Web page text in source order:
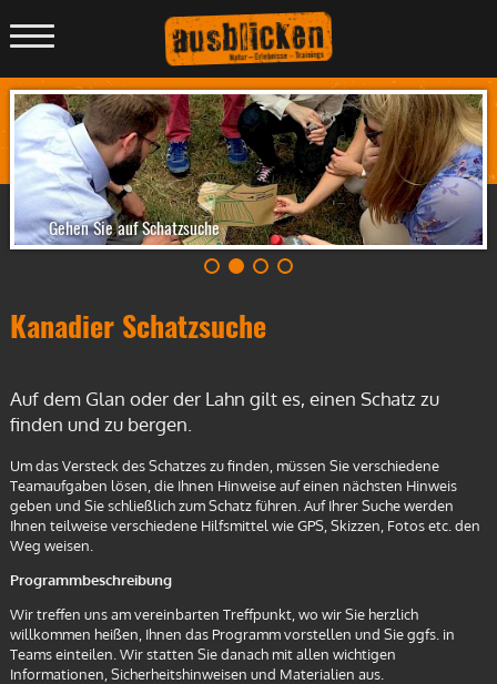
Gehen Sie auf Schatzsuche
Kanadier Schatzsuche
Auf dem Glan oder der Lahn gilt es, einen Schatz zu
finden und zu bergen.
Um das Versteck des Schatzes zu finden, müssen Sie verschiedene
Teamaufgaben lösen, die Ihnen Hinweise auf einen nächsten Hinweis
geben und Sie schließlich zum Schatz führen. Auf Ihrer Suche werden
Ihnen teilweise verschiedene Hilfsmittel wie GPS, Skizzen, Fotos etc. den
Weg weisen.
Programmbeschreibung
Wir treffen uns am vereinbarten Treffpunkt, wo wir Sie herzlich
willkommen heißen, Ihnen das Programm vorstellen und Sie ggfs. in
Teams einteilen. Wir statten Sie danach mit allen wichtigen
Informationen, Sicherheitshinweisen und Materialien aus.
Menü
anzeigen